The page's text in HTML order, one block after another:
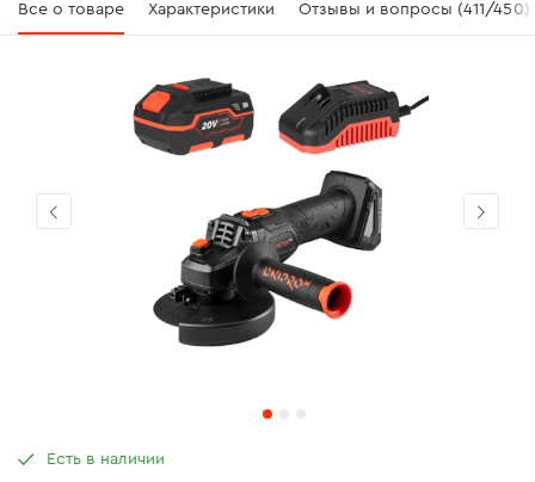
Все о товаре Характеристики Отзывы и вопросы (411/450)
Есть в наличии